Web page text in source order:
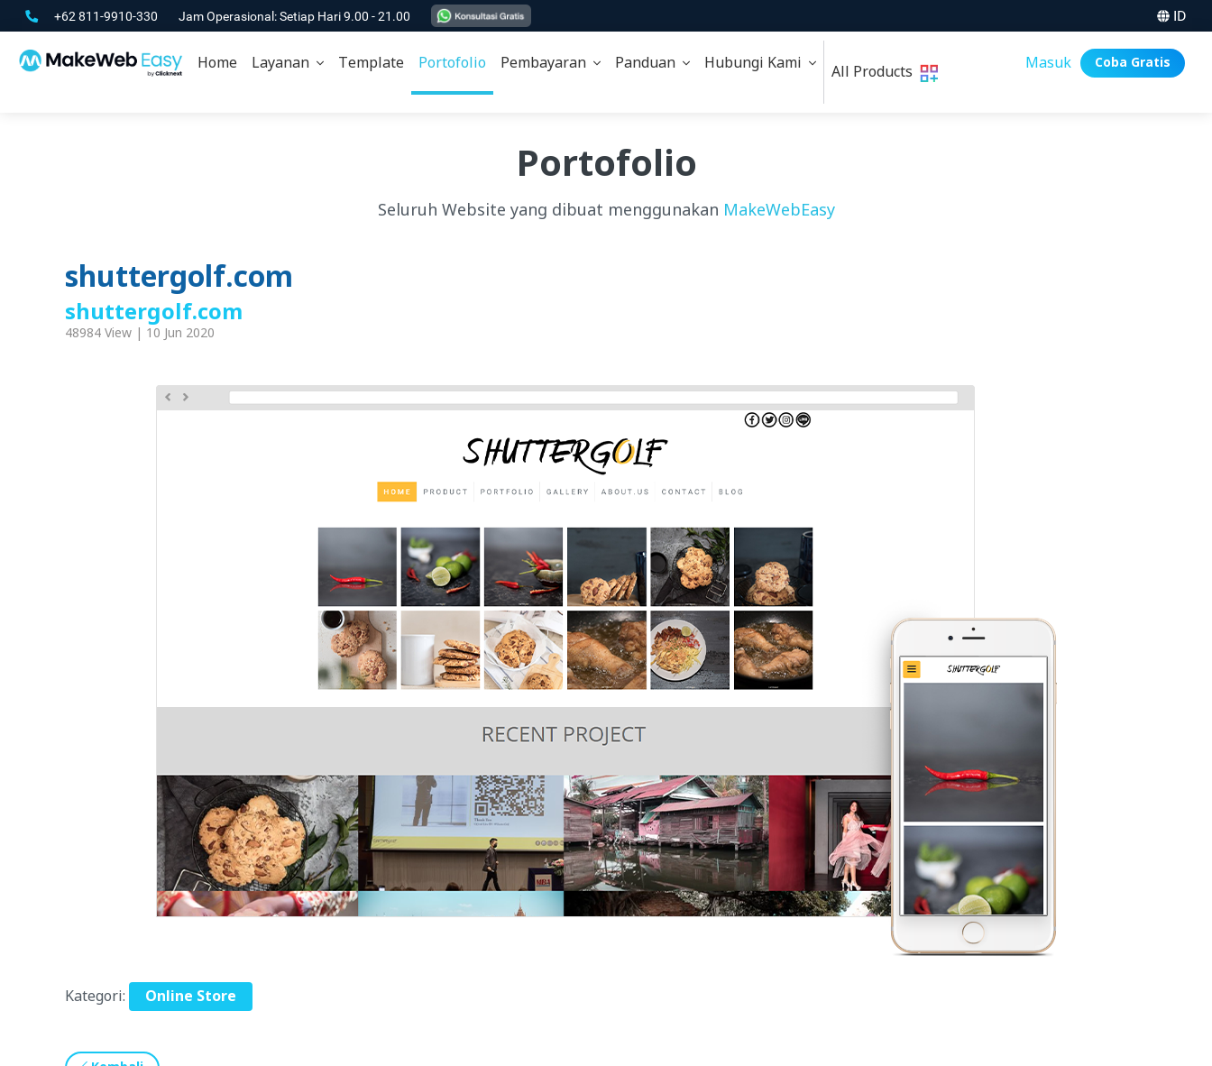
+62 811-9910-330 Jam Operasional: Setiap Hari 9.00 - 21.00 ID
Home Layanan Template Portofolio Pembayaran Panduan Hubungi Kami All Products Masuk Coba Gratis
Portofolio
Seluruh Website yang dibuat menggunakan MakeWebEasy
shuttergolf.com
shuttergolf.com
48984 View | 10 Jun 2020
Kategori: Online Store